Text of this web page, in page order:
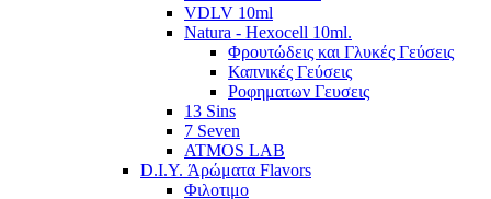
VDLV 10ml
Natura - Hexocell 10ml.
Φρουτώδεις και Γλυκές Γεύσεις
Καπνικές Γεύσεις
Ροφηματων Γευσεις
13 Sins
7 Seven
ATMOS LAB
D.I.Y. Άρώματα Flavors
Φιλοτιμο